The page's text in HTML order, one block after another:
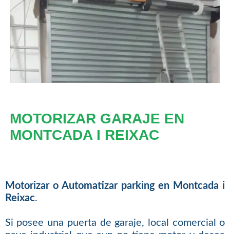
MOTORIZAR GARAJE EN
MONTCADA I REIXAC
Motorizar o Automatizar parking en Montcada i
Reixac.
Si posee una puerta de garaje, local comercial o